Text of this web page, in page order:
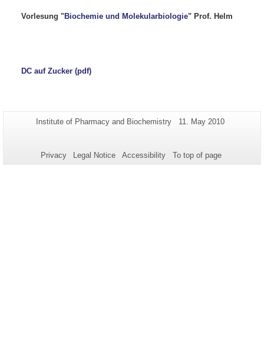
Vorlesung "Biochemie und Molekularbiologie" Prof. Helm
DC auf Zucker (pdf)
Additional
this
Page-
Institute of Pharmacy and Biochemistry
Last
11. May 2010
Privacy Legal Notice Accessibility To top of page